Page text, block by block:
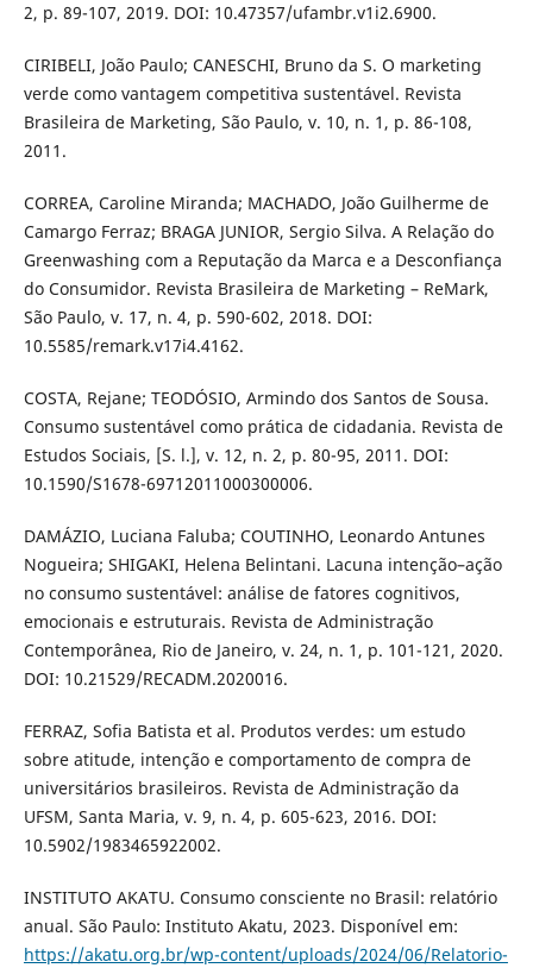
2, p. 89-107, 2019. DOI: 10.47357/ufambr.v1i2.6900.
CIRIBELI, João Paulo; CANESCHI, Bruno da S. O marketing
verde como vantagem competitiva sustentável. Revista
Brasileira de Marketing, São Paulo, v. 10, n. 1, p. 86-108,
2011.
CORREA, Caroline Miranda; MACHADO, João Guilherme de
Camargo Ferraz; BRAGA JUNIOR, Sergio Silva. A Relação do
Greenwashing com a Reputação da Marca e a Desconfiança
do Consumidor. Revista Brasileira de Marketing – ReMark,
São Paulo, v. 17, n. 4, p. 590-602, 2018. DOI:
10.5585/remark.v17i4.4162.
COSTA, Rejane; TEODÓSIO, Armindo dos Santos de Sousa.
Consumo sustentável como prática de cidadania. Revista de
Estudos Sociais, [S. l.], v. 12, n. 2, p. 80-95, 2011. DOI:
10.1590/S1678-69712011000300006.
DAMÁZIO, Luciana Faluba; COUTINHO, Leonardo Antunes
Nogueira; SHIGAKI, Helena Belintani. Lacuna intenção–ação
no consumo sustentável: análise de fatores cognitivos,
emocionais e estruturais. Revista de Administração
Contemporânea, Rio de Janeiro, v. 24, n. 1, p. 101-121, 2020.
DOI: 10.21529/RECADM.2020016.
FERRAZ, Sofia Batista et al. Produtos verdes: um estudo
sobre atitude, intenção e comportamento de compra de
universitários brasileiros. Revista de Administração da
UFSM, Santa Maria, v. 9, n. 4, p. 605-623, 2016. DOI:
10.5902/1983465922002.
INSTITUTO AKATU. Consumo consciente no Brasil: relatório
anual. São Paulo: Instituto Akatu, 2023. Disponível em:
https://akatu.org.br/wp-content/uploads/2024/06/Relatorio-